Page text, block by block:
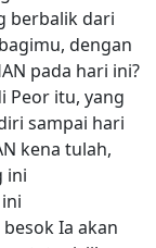
berbalik dari
dengan
pada hari ini?
Peor itu, yang
sampai hari
kena tulah,
ini
Ia akan